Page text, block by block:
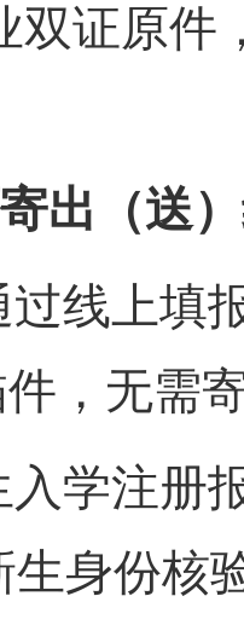
双证原件
出（送
过线上填
，无需
入学注册
生身份核